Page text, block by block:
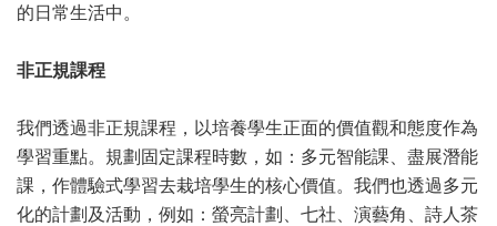
的日常生活中。
非正規課程
我們透過非正規課程，以培養學生正面的價值觀和態度作為
學習重點。規劃固定課程時數，如：多元智能課、盡展潛能
課，作體驗式學習去栽培學生的核心價值。我們也透過多元
化的計劃及活動，例如：螢亮計劃、七社、演藝角、詩人茶